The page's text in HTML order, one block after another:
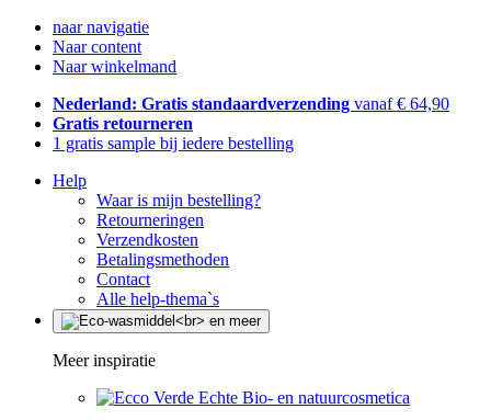
naar navigatie
Naar content
Naar winkelmand
Nederland: Gratis standaardverzending vanaf € 64,90
Gratis retourneren
1 gratis sample bij iedere bestelling
Help
Waar is mijn bestelling?
Retourneringen
Verzendkosten
Betalingsmethoden
Contact
Alle help-thema`s
Meer inspiratie
Echte Bio- en natuurcosmetica